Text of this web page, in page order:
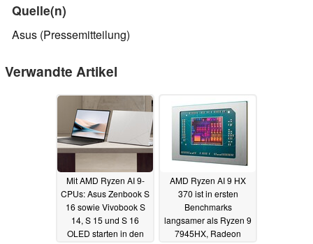
Quelle(n)
Asus (Pressemitteilung)
Verwandte Artikel
Mit AMD Ryzen AI 9-
CPUs: Asus Zenbook S
16 sowie Vivobook S
14, S 15 und S 16
OLED starten in den
AMD Ryzen AI 9 HX
370 ist in ersten
Benchmarks
langsamer als Ryzen 9
7945HX, Radeon